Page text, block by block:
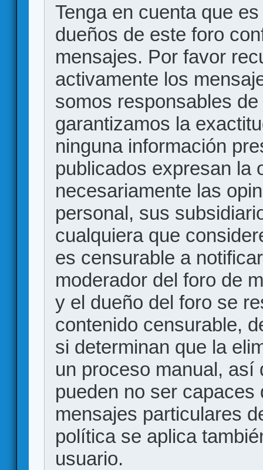
Tenga en cuenta que
dueños de este foro
mensajes. Por favor
activamente los
somos responsables
garantizamos la
ninguna información
publicados expresan la
necesariamente las
personal, sus
cualquiera que
es censurable a
moderador del foro de
y el dueño del foro se
contenido censurable,
si determinan que la
un proceso manual, así
pueden no ser
mensajes particulares
política se aplica
usuario.